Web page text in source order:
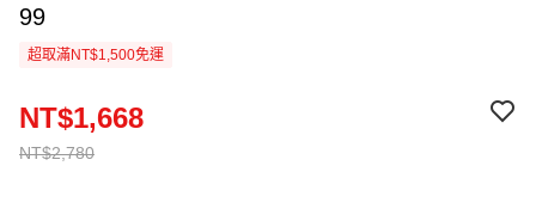
99
超取滿NT$1,500免運
NT$2,780
NT$1,668